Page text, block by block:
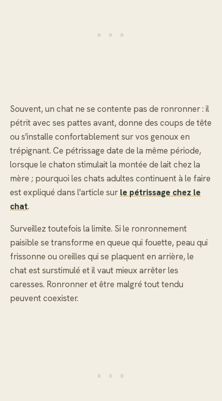
Souvent, un chat ne se contente pas de ronronner : il
pétrit avec ses pattes avant, donne des coups de tête
ou s'installe confortablement sur vos genoux en
trépignant. Ce pétrissage date de la même période,
lorsque le chaton stimulait la montée de lait chez la
mère ; pourquoi les chats adultes continuent à le faire
est expliqué dans l'article sur le pétrissage chez le
chat.
Surveillez toutefois la limite. Si le ronronnement
paisible se transforme en queue qui fouette, peau qui
frissonne ou oreilles qui se plaquent en arrière, le
chat est surstimulé et il vaut mieux arrêter les
caresses. Ronronner et être malgré tout tendu
peuvent coexister.